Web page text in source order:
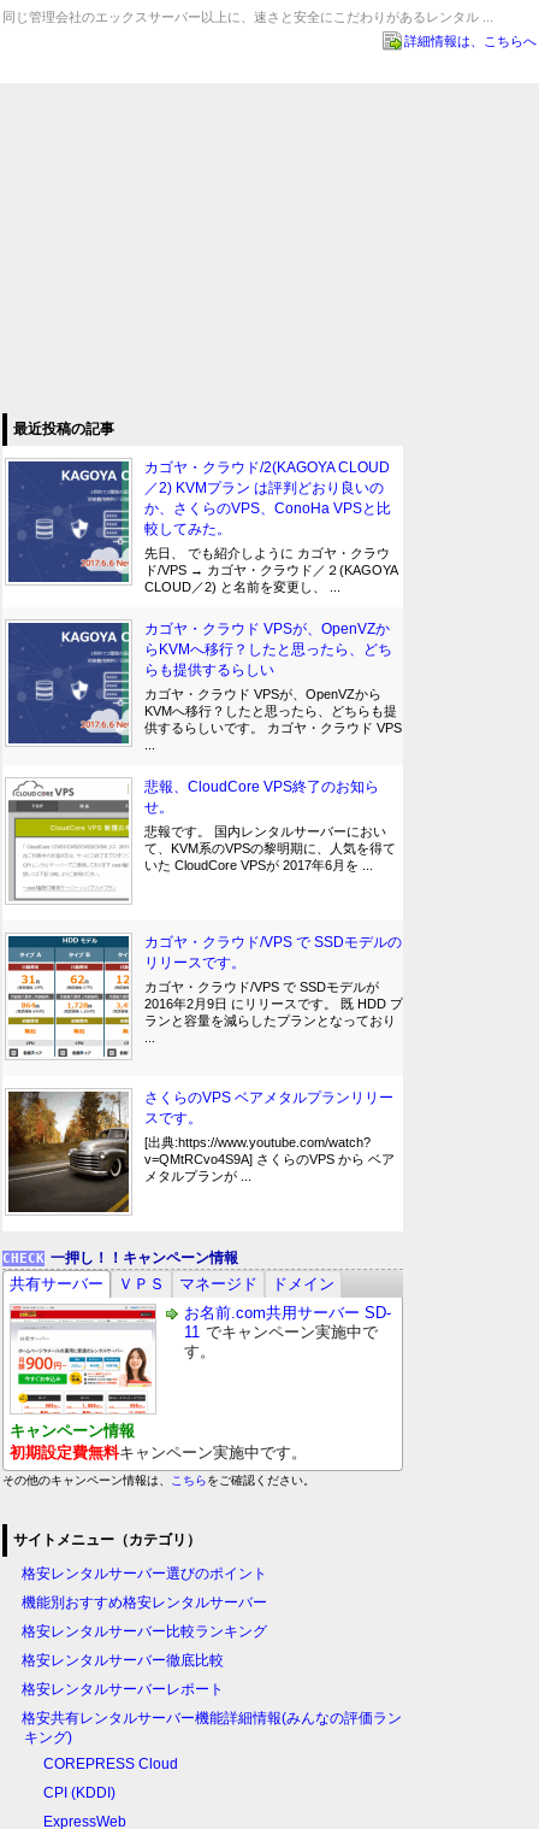
同じ管理会社のエックスサーバー以上に、速さと安全にこだわりがあるレンタル ...
詳細情報は、こちらへ
最近投稿の記事
カゴヤ・クラウド/2(KAGOYA CLOUD
／2) KVMプラン は評判どおり良いの
か、さくらのVPS、ConoHa VPSと比
較してみた。
先日、 でも紹介しように カゴヤ・クラウ
ド/VPS → カゴヤ・クラウド／２(KAGOYA
CLOUD／2) と名前を変更し、 ...
カゴヤ・クラウド VPSが、OpenVZか
らKVMへ移行？したと思ったら、どち
らも提供するらしい
カゴヤ・クラウド VPSが、OpenVZから
KVMへ移行？したと思ったら、どちらも提
供するらしいです。 カゴヤ・クラウド VPS
悲報、CloudCore VPS終了のお知ら
せ。
悲報です。 国内レンタルサーバーにおい
て、KVM系のVPSの黎明期に、人気を得て
いた CloudCore VPSが 2017年6月を ...
カゴヤ・クラウド/VPS で SSDモデルの
リリースです。
カゴヤ・クラウド/VPS で SSDモデルが
2016年2月9日 にリリースです。 既 HDD プ
ランと容量を減らしたプランとなっており
さくらのVPS ベアメタルプランリリー
スです。
[出典:https://www.youtube.com/watch?
v=QMtRCvo4S9A] さくらのVPS から ベア
メタルプランが ...
一押し！！キャンペーン情報
共有サーバー ＶＰＳ マネージド
ドメイン
お名前.com共用サーバー SD-
11 でキャンペーン実施中で
す。
キャンペーン情報
初期設定費無料キャンペーン実施中です。
その他のキャンペーン情報は、 こちらをご確認ください。
サイトメニュー（カテゴリ）
格安レンタルサーバー選びのポイント
機能別おすすめ格安レンタルサーバー
格安レンタルサーバー比較ランキング
格安レンタルサーバー徹底比較
格安レンタルサーバーレポート
格安共有レンタルサーバー機能詳細情報(みんなの評価ラン
キング)
COREPRESS Cloud
CPI (KDDI)
ExpressWeb